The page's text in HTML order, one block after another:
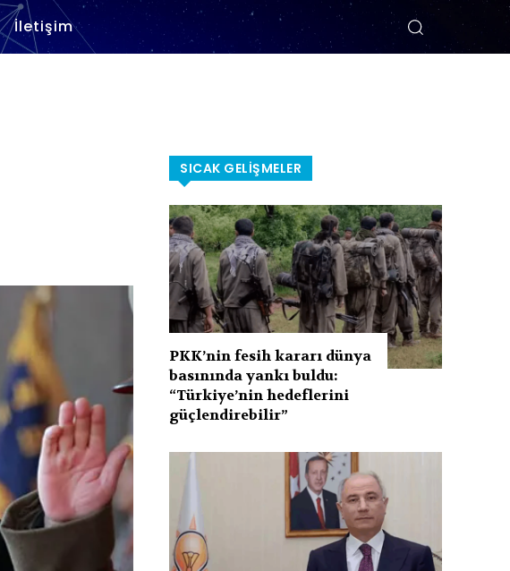
İletişim
SICAK GELIŞMELER
PKK’nin fesih kararı dünya
basınında yankı buldu:
“Türkiye’nin hedeflerini
güçlendirebilir”